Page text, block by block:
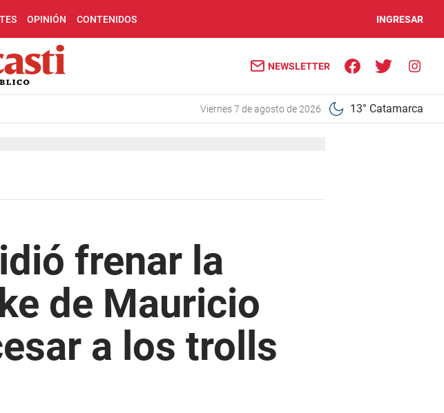
OPINIÓN CONTENIDOS INGRESAR
NEWSLETTER
viernes 7 de agosto de 2026 13° Catamarca
frenar la
de Mauricio
a los trolls